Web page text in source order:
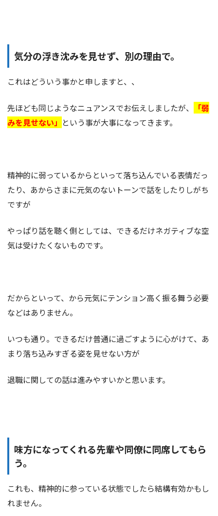
気分の浮き沈みを見せず、別の理由で。
これはどういう事かと申しますと、、
先ほども同じようなニュアンスでお伝えしましたが、
「弱
みを見せない」 という事が大事になってきます。
精神的に弱っているからといって落ち込んでいる表情だっ
たり、あからさまに元気のないトーンで話をしたりしがち
ですが
やっぱり話を聴く側としては、できるだけネガティブな空
気は受けたくないものです。
だからといって、から元気にテンション高く振る舞う必要
などはありません。
いつも通り。できるだけ普通に過ごすように心がけて、あ
まり落ち込みすぎる姿を見せない方が
退職に関しての話は進みやすいかと思います。
味方になってくれる先輩や同僚に同席してもら
う。
これも、精神的に参っている状態でしたら結構有効かもし
れません。